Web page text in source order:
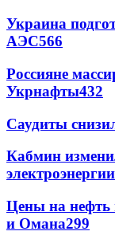
Украина
АЭС566
Россияне
Укрнафты432
Саудиты
Кабмин
электроэнергии
Цены на нефть
и Омана299